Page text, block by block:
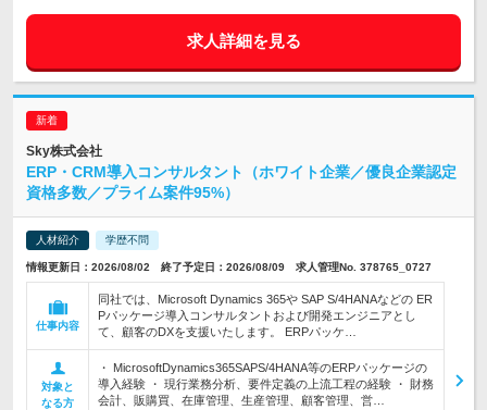
求人詳細を見る
Sky株式会社
ERP・CRM導入コンサルタント（ホワイト企業／優良企業認定
資格多数／プライム案件95%）
人材紹介 学歴不問
情報更新日：2026/08/02 終了予定日：2026/08/09 求人管理No. 378765_0727
仕事内容
同社では、Microsoft Dynamics 365や SAP S/4HANAなどの ER
Pパッケージ導入コンサルタントおよび開発エンジニアとし
て、顧客のDXを支援いたします。 ERPパッケ…
対象と
なる方
・ MicrosoftDynamics365SAPS/4HANA等のERPパッケージの
導入経験 ・ 現行業務分析、要件定義の上流工程の経験 ・ 財務
会計、販購買、在庫管理、生産管理、顧客管理、営…